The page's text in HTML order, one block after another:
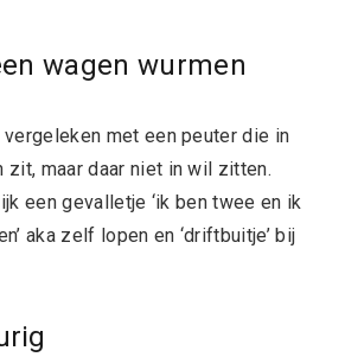
wagen wurmen
met een peuter die in
zit, maar daar niet in wil zitten.
een gevalletje ‘ik ben twee en ik
aka zelf lopen en ‘driftbuitje’ bij